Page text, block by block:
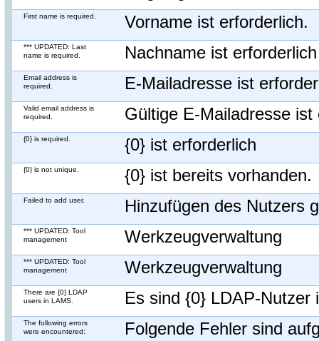
First name is required. Vorname ist erforderlich.
*** UPDATED: Last
name is required.
Nachname ist erforderlich
Email address is
required.
E-Mailadresse ist
Valid email address is
required.
Gültige E-Mailadresse ist
{0} is required. {0} ist erforderlich
{0} is not unique. {0} ist bereits vorhanden.
Failed to add user. Hinzufügen des Nutzers
*** UPDATED: Tool
management
Werkzeugverwaltung
*** UPDATED: Tool
management
Werkzeugverwaltung
There are {0} LDAP
users in LAMS.
Es sind {0} LDAP-Nutzer
The following errors
were encountered:
Folgende Fehler sind